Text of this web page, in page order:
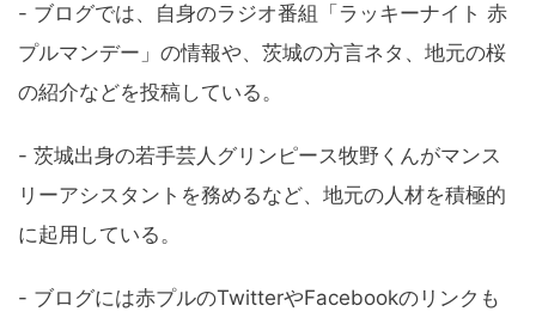
- ブログでは、自身のラジオ番組「ラッキーナイト 赤
プルマンデー」の情報や、茨城の方言ネタ、地元の桜
の紹介などを投稿している。
- 茨城出身の若手芸人グリンピース牧野くんがマンス
リーアシスタントを務めるなど、地元の人材を積極的
に起用している。
- ブログには赤プルのTwitterやFacebookのリンクも